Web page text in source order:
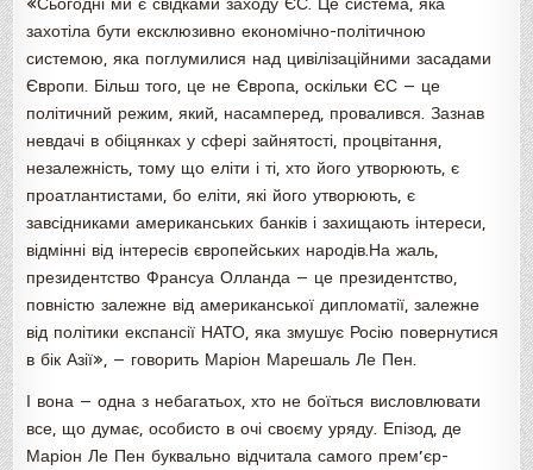
захотіла бути ексклюзивно економічно-політичною
системою, яка поглумилися над цивілізаційними засадами
Європи. Більш того, це не Європа, оскільки ЄС — це
політичний режим, який, насамперед, провалився. Зазнав
невдачі в обіцянках у сфері зайнятості, процвітання,
незалежність, тому що еліти і ті, хто його утворюють, є
проатлантистами, бо еліти, які його утворюють, є
завсідниками американських банків і захищають інтереси,
відмінні від інтересів європейських народів.На жаль,
президентство Франсуа Олланда — це президентство,
повністю залежне від американської дипломатії, залежне
від політики експансії НАТО, яка змушує Росію повернутися
в бік Азії», — говорить Маріон Марешаль Ле Пен.
І вона — одна з небагатьох, хто не боїться висловлювати
все, що думає, особисто в очі своєму уряду. Епізод, де
Маріон Ле Пен буквально відчитала самого прем’єр-